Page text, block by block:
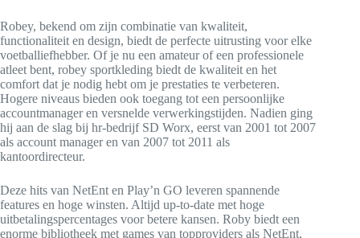
Robey, bekend om zijn combinatie van kwaliteit,
functionaliteit en design, biedt de perfecte uitrusting voor elke
voetballiefhebber. Of je nu een amateur of een professionele
atleet bent, robey sportkleding biedt de kwaliteit en het
comfort dat je nodig hebt om je prestaties te verbeteren.
Hogere niveaus bieden ook toegang tot een persoonlijke
accountmanager en versnelde verwerkingstijden. Nadien ging
hij aan de slag bij hr-bedrijf SD Worx, eerst van 2001 tot 2007
als account manager en van 2007 tot 2011 als
kantoordirecteur.
Deze hits van NetEnt en Play’n GO leveren spannende
features en hoge winsten. Altijd up-to-date met hoge
uitbetalingspercentages voor betere kansen. Roby biedt een
enorme bibliotheek met games van topproviders als NetEnt,